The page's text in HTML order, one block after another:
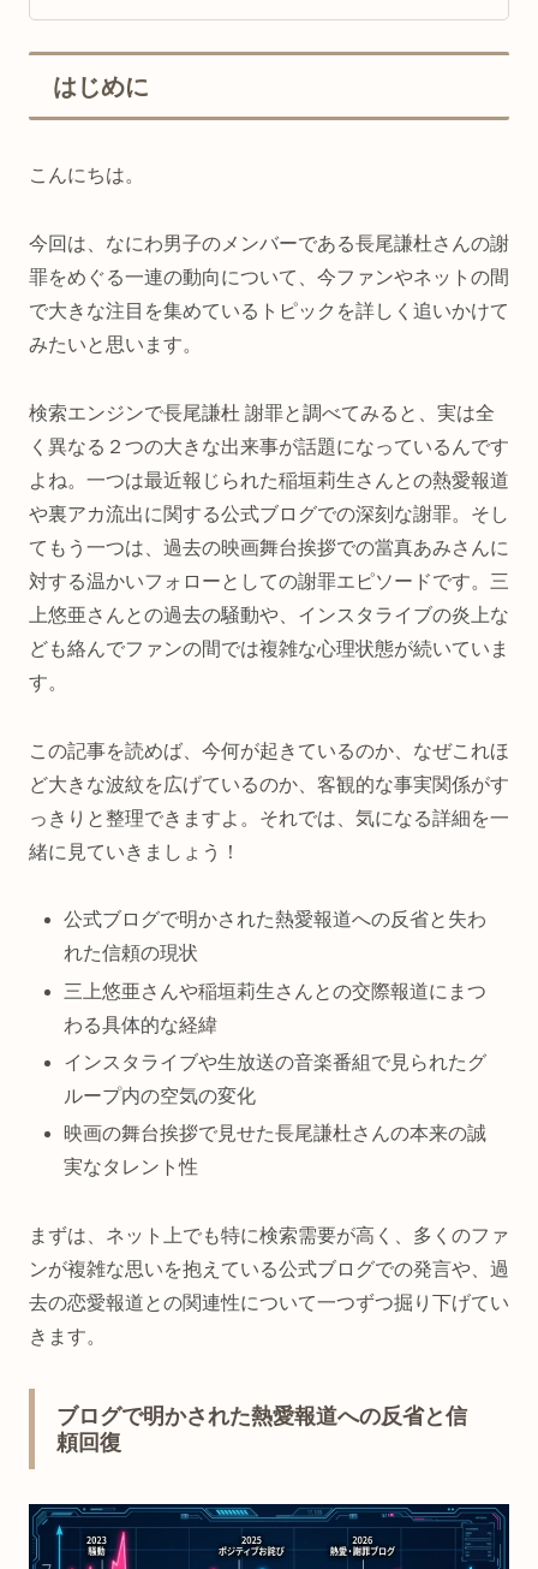
はじめに
こんにちは。
今回は、なにわ男子のメンバーである長尾謙杜さんの謝
罪をめぐる一連の動向について、今ファンやネットの間
で大きな注目を集めているトピックを詳しく追いかけて
みたいと思います。
検索エンジンで長尾謙杜 謝罪と調べてみると、実は全
く異なる２つの大きな出来事が話題になっているんです
よね。一つは最近報じられた稲垣莉生さんとの熱愛報道
や裏アカ流出に関する公式ブログでの深刻な謝罪。そし
てもう一つは、過去の映画舞台挨拶での當真あみさんに
対する温かいフォローとしての謝罪エピソードです。三
上悠亜さんとの過去の騒動や、インスタライブの炎上な
ども絡んでファンの間では複雑な心理状態が続いていま
す。
この記事を読めば、今何が起きているのか、なぜこれほ
ど大きな波紋を広げているのか、客観的な事実関係がす
っきりと整理できますよ。それでは、気になる詳細を一
緒に見ていきましょう！
公式ブログで明かされた熱愛報道への反省と失わ
れた信頼の現状
三上悠亜さんや稲垣莉生さんとの交際報道にまつ
わる具体的な経緯
インスタライブや生放送の音楽番組で見られたグ
ループ内の空気の変化
映画の舞台挨拶で見せた長尾謙杜さんの本来の誠
実なタレント性
まずは、ネット上でも特に検索需要が高く、多くのファ
ンが複雑な思いを抱えている公式ブログでの発言や、過
去の恋愛報道との関連性について一つずつ掘り下げてい
きます。
ブログで明かされた熱愛報道への反省と信
頼回復